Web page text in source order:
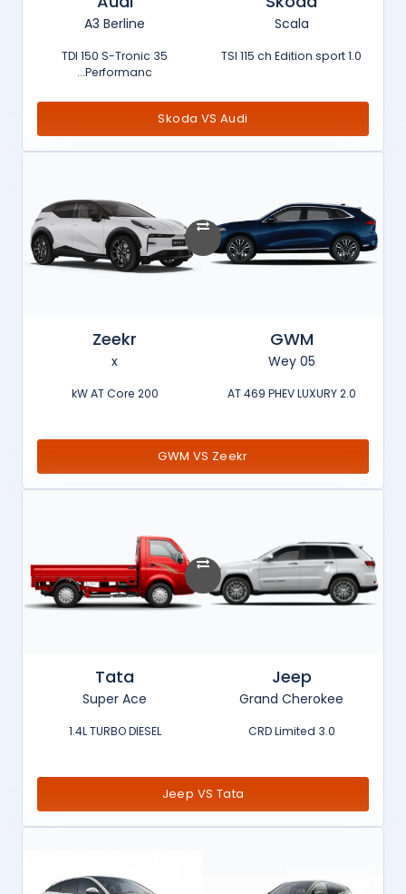
Scala
1.0 TSI 115 ch Edition sport
A3 Berline
35 TDI 150 S-Tronic
Performanc...
Skoda VS Audi
GWM
Wey 05
2.0 AT 469 PHEV LUXURY
Zeekr
x
200 kW AT Core
GWM VS Zeekr
Jeep
Grand Cherokee
3.0 CRD Limited
Tata
Super Ace
1.4L TURBO DIESEL
Jeep VS Tata